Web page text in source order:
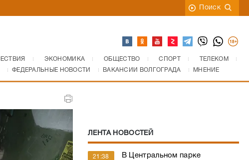
Поиск
ЭКОНОМИКА ОБЩЕСТВО СПОРТ
ТЕЛЕКОМ
ФЕДЕРАЛЬНЫЕ НОВОСТИ ВАКАНСИИ ВОЛГОГРАДА МНЕНИЕ
ЛЕНТА НОВОСТЕЙ
21:38
В Центральном парке